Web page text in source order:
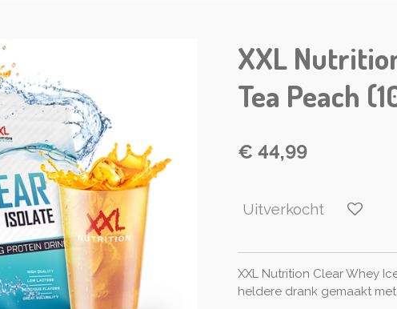
XXL
Tea Peach
€ 44,99
Uitverkocht
XXL Nutrition Clear Whey
heldere drank gemaakt